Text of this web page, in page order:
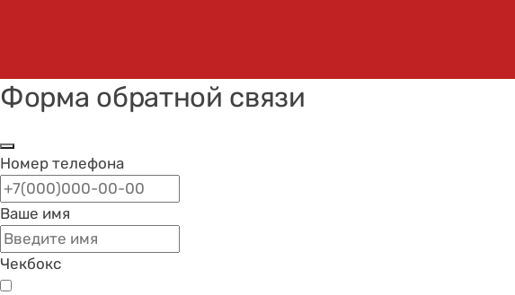
Форма обратной связи
Номер телефона
Ваше имя
Чекбокс